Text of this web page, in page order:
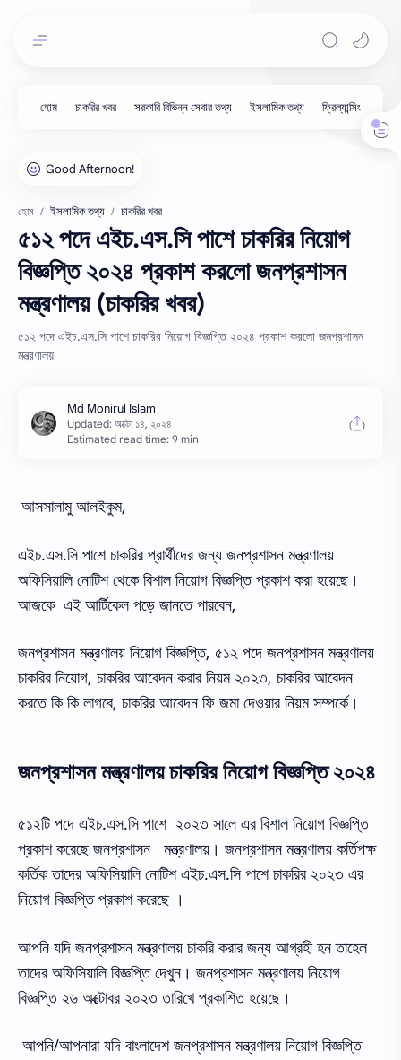
হোম ইসলামিক তথ্য চাকরির খবর
৫১২ পদে এইচ.এস.সি পাশে চাকরির নিয়োগ
বিজ্ঞপ্তি ২০২৪ প্রকাশ করলো জনপ্রশাসন
মন্ত্রণালয় (চাকরির খবর)
৫১২ পদে এইচ.এস.সি পাশে চাকরির নিয়োগ বিজ্ঞপ্তি ২০২৪ প্রকাশ করলো জনপ্রশাসন
মন্ত্রণালয়
Estimated read time: 9 min
আসসালামু আলইকুম,
এইচ.এস.সি পাশে চাকরির প্রার্থীদের জন্য জনপ্রশাসন মন্ত্রণালয়
অফিসিয়ালি নোটিশ থেকে বিশাল নিয়োগ বিজ্ঞপ্তি প্রকাশ করা হয়েছে।
আজকে এই আর্টিকেল পড়ে জানতে পারবেন,
জনপ্রশাসন মন্ত্রণালয় নিয়োগ বিজ্ঞপ্তি, ৫১২ পদে জনপ্রশাসন মন্ত্রণালয়
চাকরির নিয়োগ, চাকরির আবেদন করার নিয়ম ২০২৩, চাকরির আবেদন
করতে কি কি লাগবে, চাকরির আবেদন ফি জমা দেওয়ার নিয়ম সম্পর্কে।
জনপ্রশাসন মন্ত্রণালয় চাকরির নিয়োগ বিজ্ঞপ্তি ২০২৪
৫১২টি পদে এইচ.এস.সি পাশে ২০২৩ সালে এর বিশাল নিয়োগ বিজ্ঞপ্তি
প্রকাশ করেছে জনপ্রশাসন মন্ত্রণালয়। জনপ্রশাসন মন্ত্রণালয় কর্তিপক্ষ
কর্তিক তাদের অফিসিয়ালি নোটিশ এইচ.এস.সি পাশে চাকরির ২০২৩ এর
নিয়োগ বিজ্ঞপ্তি প্রকাশ করেছে ।
আপনি যদি জনপ্রশাসন মন্ত্রণালয় চাকরি করার জন্য আগ্রহী হন তাহেল
তাদের অফিসিয়ালি বিজ্ঞপ্তি দেখুন। জনপ্রশাসন মন্ত্রণালয় নিয়োগ
বিজ্ঞপ্তি ২৬ অক্টোবর ২০২৩ তারিখে প্রকাশিত হয়েছে।
আপনি/আপনারা যদি বাংলাদেশ জনপ্রশাসন মন্ত্রণালয় নিয়োগ বিজ্ঞপ্তি